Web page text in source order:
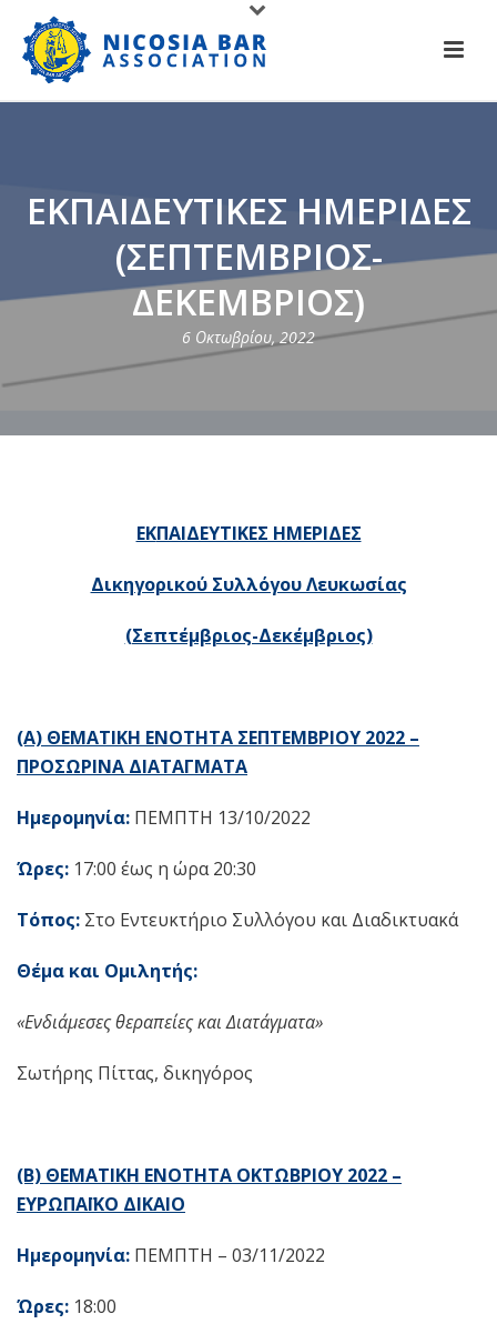
ΕΚΠΑΙΔΕΥΤΙΚΕΣ ΗΜΕΡΙΔΕΣ
(ΣΕΠΤΕΜΒΡΙΟΣ-
ΔΕΚΕΜΒΡΙΟΣ)
6 Οκτωβρίου, 2022
EKΠΑΙΔΕΥΤΙΚΕΣ ΗΜΕΡΙΔΕΣ
Δικηγορικού Συλλόγου Λευκωσίας
(Σεπτέμβριος-Δεκέμβριος)
(Α) ΘΕΜΑΤΙΚΗ ΕΝΟΤΗΤΑ ΣΕΠΤΕΜΒΡΙΟΥ 2022 –
ΠΡΟΣΩΡΙΝΑ ΔΙΑΤΑΓΜΑΤΑ
Ημερομηνία: ΠΕΜΠΤΗ 13/10/2022
Ώρες: 17:00 έως η ώρα 20:30
Τόπος: Στο Εντευκτήριο Συλλόγου και Διαδικτυακά
Θέμα και Ομιλητής:
«Ενδιάμεσες θεραπείες και Διατάγματα»
Σωτήρης Πίττας, δικηγόρος
(Β) ΘΕΜΑΤΙΚΗ ΕΝΟΤΗΤΑ ΟΚΤΩΒΡΙΟΥ 2022 –
ΕΥΡΩΠΑΪΚΟ ΔΙΚΑΙΟ
Ημερομηνία: ΠΕΜΠΤΗ – 03/11/2022
Ώρες: 18:00